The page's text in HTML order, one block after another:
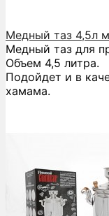
Медный таз 4,5л
Медный таз для
Объем 4,5 литра.
Подойдет и в
хамама.